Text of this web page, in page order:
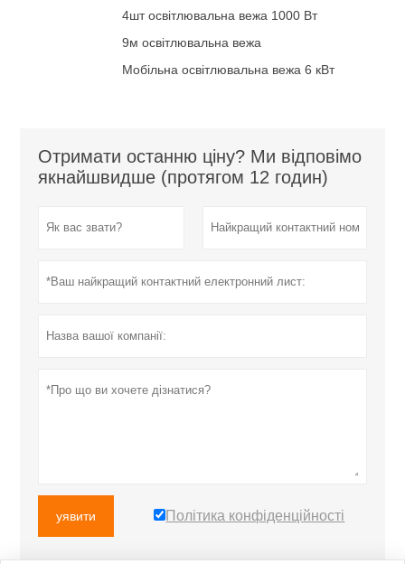
4шт освітлювальна вежа 1000 Вт
9м освітлювальна вежа
Мобільна освітлювальна вежа 6 кВт
Отримати останню ціну? Ми відповімо
якнайшвидше (протягом 12 годин)
уявити Політика конфіденційності